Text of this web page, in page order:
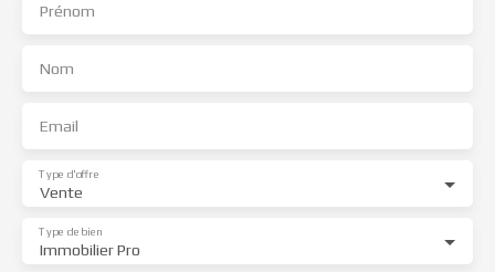
Prénom
Nom
Email
Vente
Type d'offre
Immobilier Pro
Type de bien